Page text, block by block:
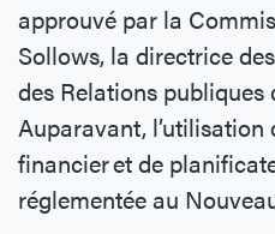
approuvé par la
Sollows, la directrice
des Relations publiques
Auparavant,
financier et de
réglementée au